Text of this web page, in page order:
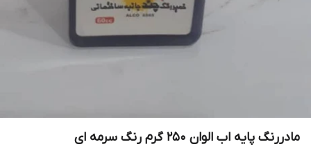
مادررنگ پایه اب الوان 250 گرم رنگ سرمه ای